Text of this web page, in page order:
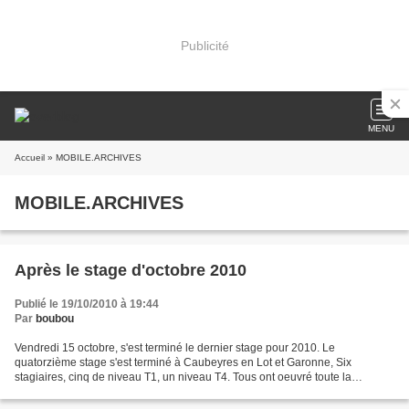
Publicité
MENU
Accueil » MOBILE.ARCHIVES
MOBILE.ARCHIVES
Après le stage d'octobre 2010
Publié le 19/10/2010 à 19:44
Par boubou
Vendredi 15 octobre, s'est terminé le dernier stage pour 2010. Le
quatorzième stage s'est terminé à Caubeyres en Lot et Garonne, Six
stagiaires, cinq de niveau T1, un niveau T4. Tous ont oeuvré toute la